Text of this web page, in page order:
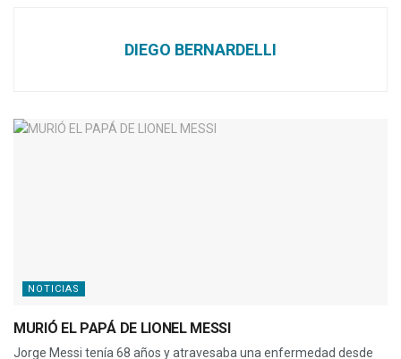
DIEGO BERNARDELLI
NOTICIAS
MURIÓ EL PAPÁ DE LIONEL MESSI
Jorge Messi tenía 68 años y atravesaba una enfermedad desde